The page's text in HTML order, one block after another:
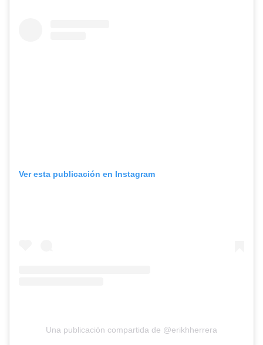
Ver esta publicación en Instagram
Una publicación compartida de @erikhherrera